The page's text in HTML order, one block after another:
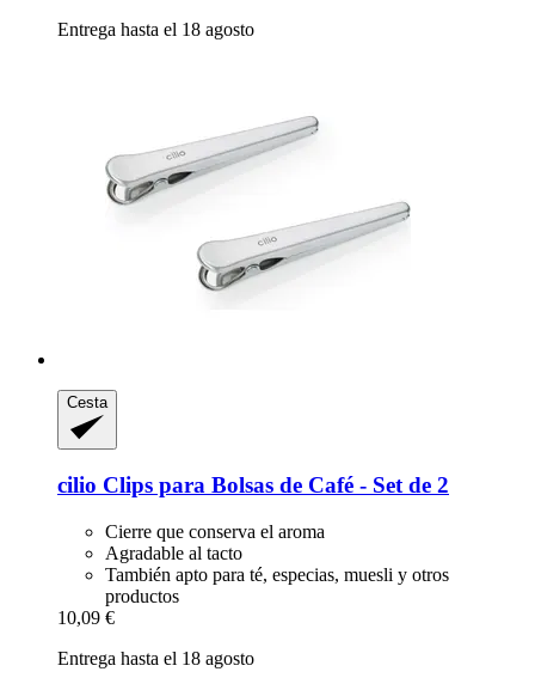
Entrega hasta el 18 agosto
Cesta
cilio Clips para Bolsas de Café -​ Set de 2
Cierre que conserva el aroma
Agradable al tacto
También apto para té, especias, muesli y otros
productos
10,09 €
Entrega hasta el 18 agosto